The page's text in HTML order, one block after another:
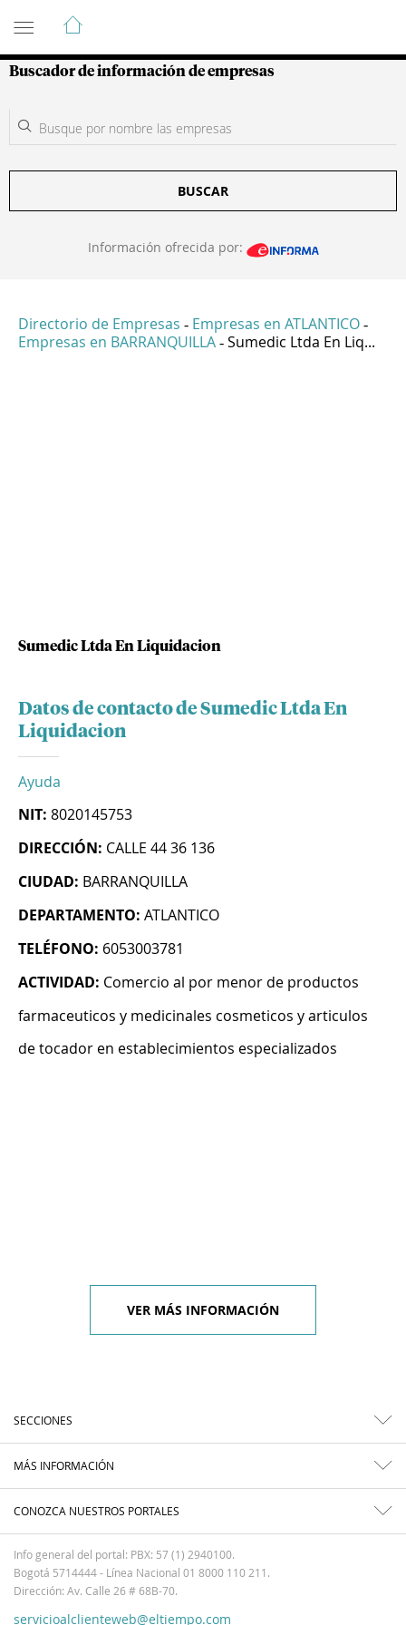
Guía de Empresas Colombianas
Buscador de información de empresas
BUSCAR
Información ofrecida por:
Directorio de Empresas - Empresas en ATLANTICO -
Empresas en BARRANQUILLA - Sumedic Ltda En Liq...
Sumedic Ltda En Liquidacion
Datos de contacto de Sumedic Ltda En
Liquidacion
Ayuda
NIT: 8020145753
DIRECCIÓN: CALLE 44 36 136
CIUDAD: BARRANQUILLA
DEPARTAMENTO: ATLANTICO
TELÉFONO: 6053003781
ACTIVIDAD: Comercio al por menor de productos
farmaceuticos y medicinales cosmeticos y articulos
de tocador en establecimientos especializados
VER MÁS INFORMACIÓN
SECCIONES
MÁS INFORMACIÓN
CONOZCA NUESTROS PORTALES
Info general del portal: PBX: 57 (1) 2940100.
Bogotá 5714444 - Línea Nacional 01 8000 110 211.
Dirección: Av. Calle 26 # 68B-70.
servicioalclienteweb@eltiempo.com